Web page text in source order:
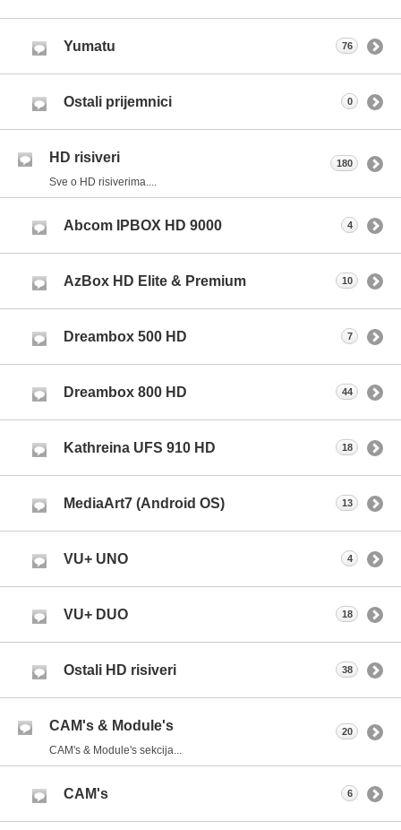
Yumatu 76
Ostali prijemnici 0
HD risiveri
Sve o HD risiverima....
180
Abcom IPBOX HD 9000 4
AzBox HD Elite & Premium 10
Dreambox 500 HD 7
Dreambox 800 HD 44
Kathreina UFS 910 HD 18
MediaArt7 (Android OS) 13
VU+ UNO 4
VU+ DUO 18
Ostali HD risiveri 38
CAM's & Module's
CAM's & Module's sekcija...
20
CAM's 6